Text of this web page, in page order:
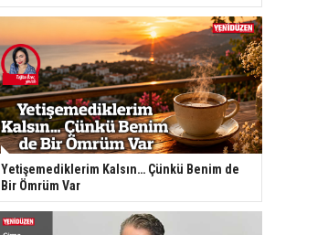
Yetişemediklerim Kalsın… Çünkü Benim de
Bir Ömrüm Var